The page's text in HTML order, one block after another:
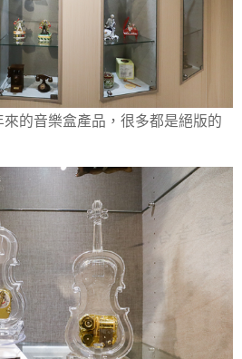
的音樂盒產品，很多都是絕版的